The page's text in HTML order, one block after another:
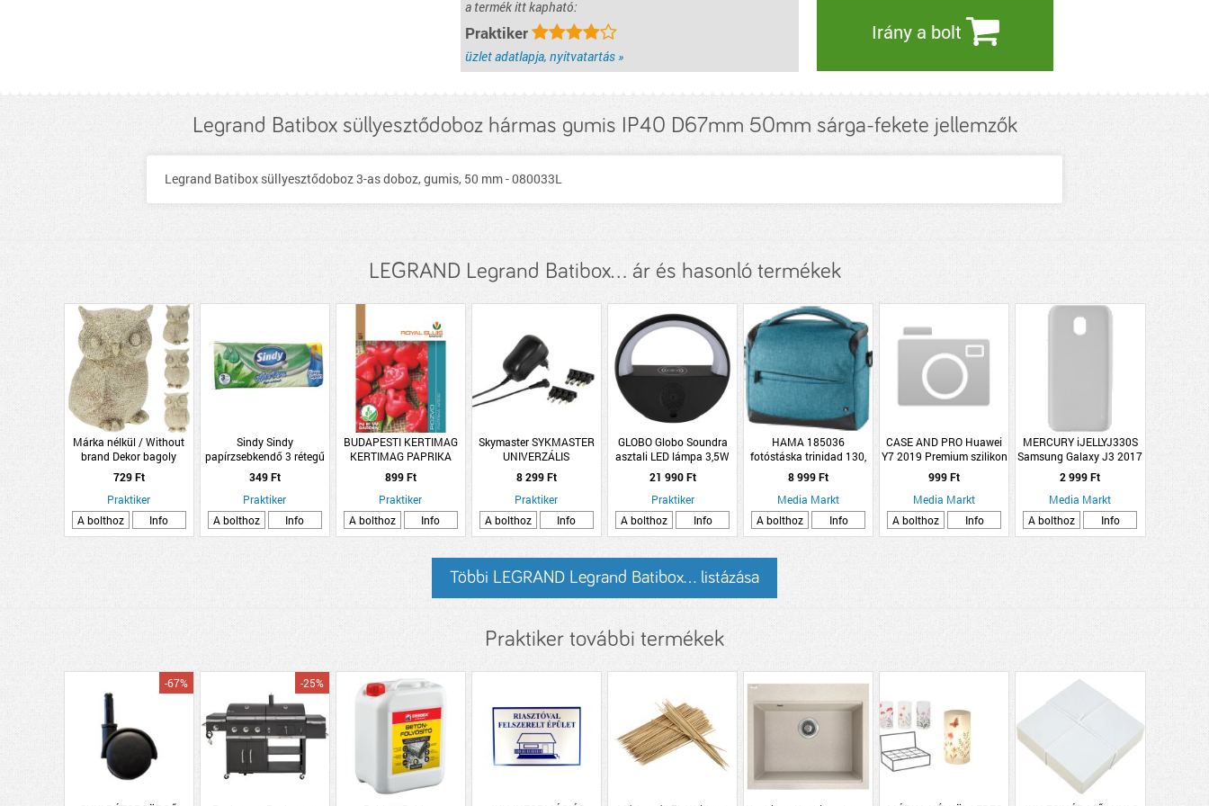
a termék itt kapható:
Praktiker
üzlet adatlapja, nyitvatartás »
Irány a bolt
Legrand Batibox süllyesztődoboz hármas gumis IP40 D67mm 50mm sárga-fekete jellemzők
Legrand Batibox süllyesztődoboz 3-as doboz, gumis, 50 mm - 080033L
LEGRAND Legrand Batibox... ár és hasonló termékek
Márka nélkül / Without
brand Dekor bagoly
6x6x9cm arany színben 3-
féle
729 Ft
Praktiker
A bolthoz
Info
Sindy Sindy
papírzsebkendő 3 rétegű
100db/csomag
349 Ft
Praktiker
A bolthoz
Info
BUDAPESTI KERTIMAG
KERTIMAG PAPRIKA
POZVO RS 3
899 Ft
Praktiker
A bolthoz
Info
Skymaster SYKMASTER
UNIVERZÁLIS
TÁPEGYSÉG
ELEKTRONIKAI
ESZKÖZÖKHÖZ 3-12V
2000MA
8 299 Ft
Praktiker
A bolthoz
Info
GLOBO Globo Soundra
asztali LED lámpa 3,5W
5V Bluetooth IP20
20,2x11,5x18,3cm fekete
21 990 Ft
Praktiker
A bolthoz
Info
HAMA 185036
fotóstáska trinidad 130,
kék
8 999 Ft
Media Markt
A bolthoz
Info
CASE AND PRO Huawei
Y7 2019 Premium szilikon
tok, Fekete (CEL-PREMSIL-
Y719-BK)
999 Ft
Media Markt
A bolthoz
Info
MERCURY iJELLYJ330S
Samsung Galaxy J3 2017
TPU Tok, ezüst
2 999 Ft
Media Markt
A bolthoz
Info
Többi LEGRAND Legrand Batibox... listázása
Praktiker további termékek
-67% -25%